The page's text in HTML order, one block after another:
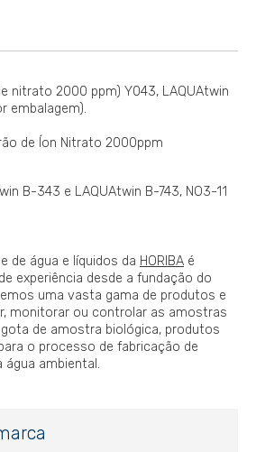
nitrato 2000 ppm) Y043, LAQUAtwin
embalagem).
de Íon Nitrato 2000ppm
B-343 e LAQUAtwin B-743, NO3-11
de água e líquidos da HORIBA é
experiência desde a fundação do
uma vasta gama de produtos e
monitorar ou controlar as amostras
de amostra biológica, produtos
o processo de fabricação de
ambiental.